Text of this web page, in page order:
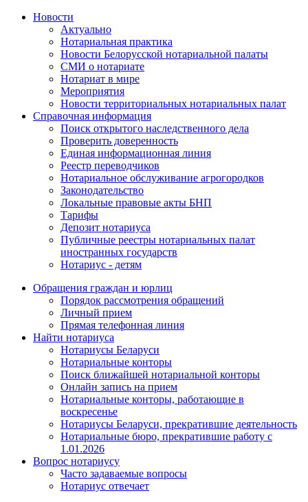
Новости
Актуально
Нотариальная практика
Новости Белорусской нотариальной палаты
СМИ о нотариате
Нотариат в мире
Мероприятия
Новости территориальных нотариальных палат
Справочная информация
Поиск открытого наследственного дела
Проверить доверенность
Единая информационная линия
Реестр переводчиков
Нотариальное обслуживание агрогородков
Законодательство
Локальные правовые акты БНП
Тарифы
Депозит нотариуса
Публичные реестры нотариальных палат
иностранных государств
Нотариус - детям
Обращения граждан и юрлиц
Порядок рассмотрения обращений
Личный прием
Прямая телефонная линия
Найти нотариуса
Нотариусы Беларуси
Нотариальные конторы
Поиск ближайшей нотариальной конторы
Онлайн запись на прием
Нотариальные конторы, работающие в
воскресенье
Нотариусы Беларуси, прекратившие деятельность
Нотариальные бюро, прекратившие работу с
1.01.2026
Вопрос нотариусу
Часто задаваемые вопросы
Нотариус отвечает